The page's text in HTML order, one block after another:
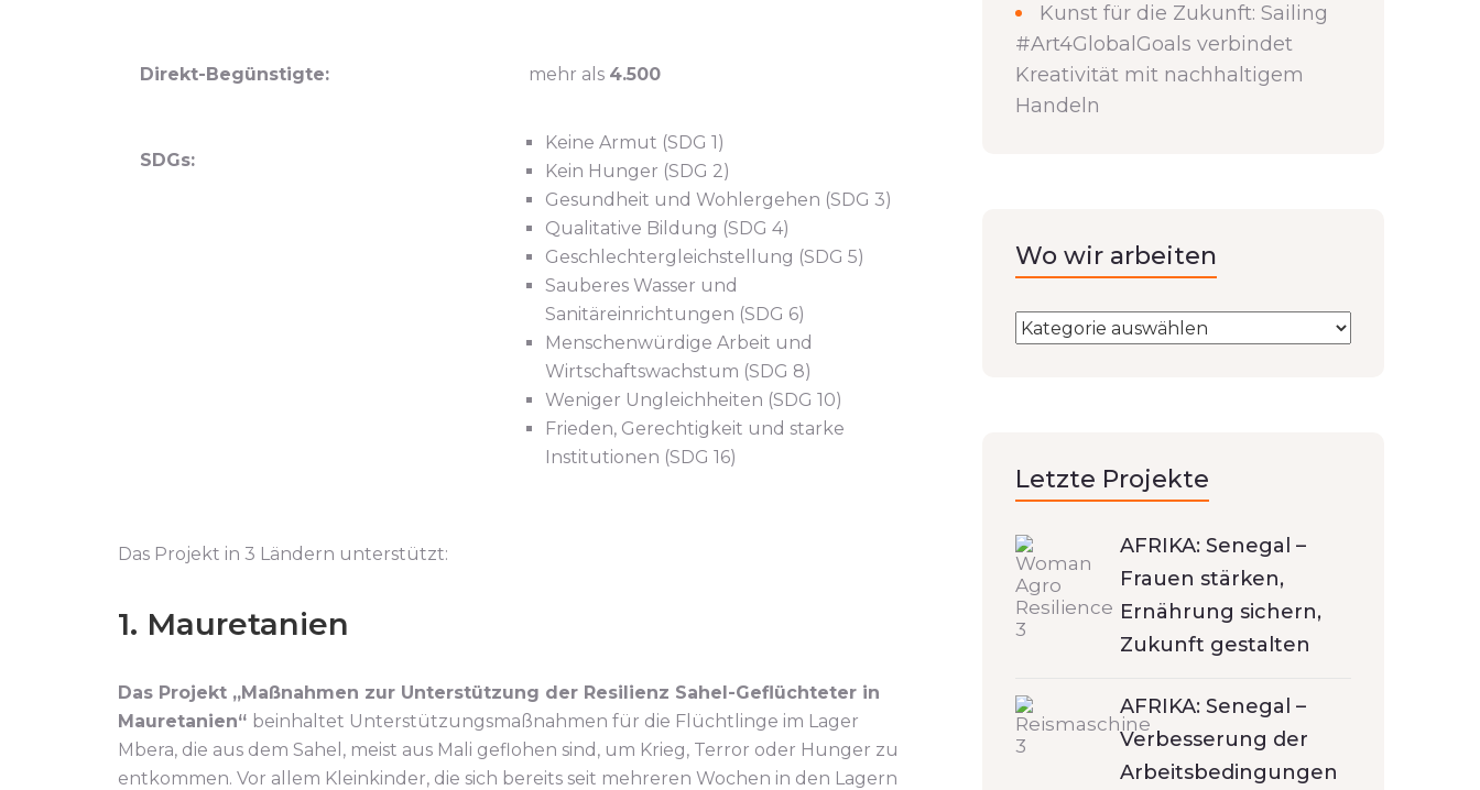
Direkt-Begünstigte: mehr als 4.500
SDGs:
Keine Armut (SDG 1)
Kein Hunger (SDG 2)
Gesundheit und Wohlergehen (SDG 3)
Qualitative Bildung (SDG 4)
Geschlechtergleichstellung (SDG 5)
Sauberes Wasser und
Sanitäreinrichtungen (SDG 6)
Menschenwürdige Arbeit und
Wirtschaftswachstum (SDG 8)
Weniger Ungleichheiten (SDG 10)
Frieden, Gerechtigkeit und starke
Institutionen (SDG 16)
Das Projekt in 3 Ländern unterstützt:
1. Mauretanien
Das Projekt „Maßnahmen zur Unterstützung der Resilienz Sahel-Geflüchteter in
Mauretanien“ beinhaltet Unterstützungsmaßnahmen für die Flüchtlinge im Lager
Mbera, die aus dem Sahel, meist aus Mali geflohen sind, um Krieg, Terror oder Hunger zu
entkommen. Vor allem Kleinkinder, die sich bereits seit mehreren Wochen in den Lagern
Kunst für die Zukunft: Sailing
#Art4GlobalGoals verbindet
Kreativität mit nachhaltigem
Handeln
Wo wir arbeiten
Letzte Projekte
AFRIKA: Senegal –
Frauen stärken,
Ernährung sichern,
Zukunft gestalten
AFRIKA: Senegal –
Verbesserung der
Arbeitsbedingungen